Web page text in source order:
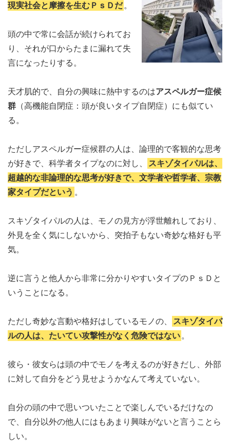
現実社会と摩擦を生むＰｓＤだ 。
頭の中で常に会話が続けられてお
り、それが口からたまに漏れて失
言になったりする。
天才肌的で、自分の興味に熱中するのはアスペルガー症候
群 （高機能自閉症：頭が良いタイプ自閉症）にも似てい
る。
ただしアスペルガー症候群の人は、論理的で客観的な思考
が好きで、科学者タイプなのに対し、
スキゾタイパルは、
超越的な非論理的な思考が好きで、文学者や哲学者、宗教
家タイプだという 。
スキゾタイパルの人は、モノの見方が浮世離れしており、
外見を全く気にしないから、突拍子もない奇妙な格好も平
気。
逆に言うと他人から非常に分かりやすいタイプのＰｓＤと
いうことになる。
ただし奇妙な言動や格好はしているモノの、
スキゾタイパ
ルの人は、たいてい攻撃性がなく危険ではない 。
彼ら・彼女らは頭の中でモノを考えるのが好きだし、外部
に対して自分をどう見せようかなんて考えていない。
自分の頭の中で思いついたことで楽しんでいるだけなの
で、自分以外の他人にはもあまり興味がないと言うことら
しい。